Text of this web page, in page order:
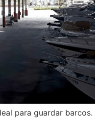
para guardar barcos.